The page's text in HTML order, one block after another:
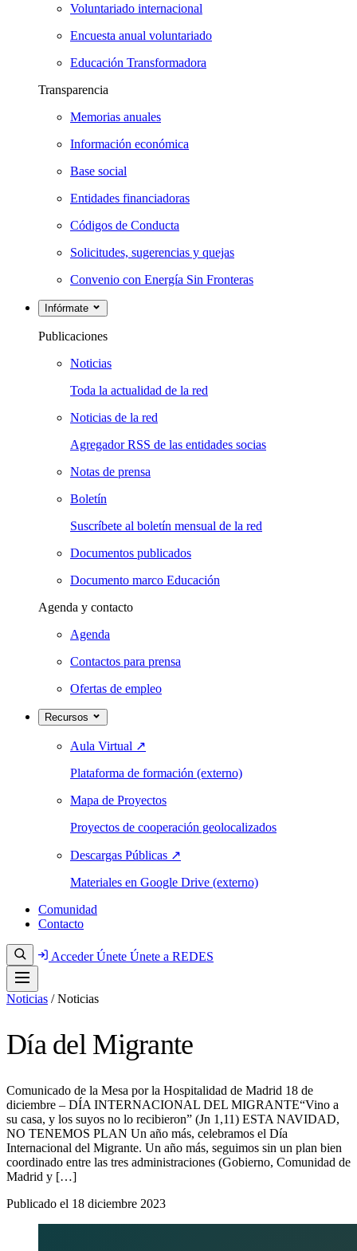
Voluntariado internacional
Encuesta anual voluntariado
Educación Transformadora
Transparencia
Memorias anuales
Información económica
Base social
Entidades financiadoras
Códigos de Conducta
Solicitudes, sugerencias y quejas
Convenio con Energía Sin Fronteras
Infórmate
Publicaciones
Noticias
Toda la actualidad de la red
Noticias de la red
Agregador RSS de las entidades socias
Notas de prensa
Boletín
Suscríbete al boletín mensual de la red
Documentos publicados
Documento marco Educación
Agenda y contacto
Agenda
Contactos para prensa
Ofertas de empleo
Recursos
Aula Virtual ↗
Plataforma de formación (externo)
Mapa de Proyectos
Proyectos de cooperación geolocalizados
Descargas Públicas ↗
Materiales en Google Drive (externo)
Comunidad
Contacto
AccederÚnete Únete a REDES
Noticias / Noticias
Día del Migrante
Comunicado de la Mesa por la Hospitalidad de Madrid 18 de
diciembre – DÍA INTERNACIONAL DEL MIGRANTE“Vino a
su casa, y los suyos no lo recibieron” (Jn 1,11) ESTA NAVIDAD,
NO TENEMOS PLAN Un año más, celebramos el Día
Internacional del Migrante. Un año más, seguimos sin un plan bien
coordinado entre las tres administraciones (Gobierno, Comunidad de
Madrid y […]
Publicado el 18 diciembre 2023